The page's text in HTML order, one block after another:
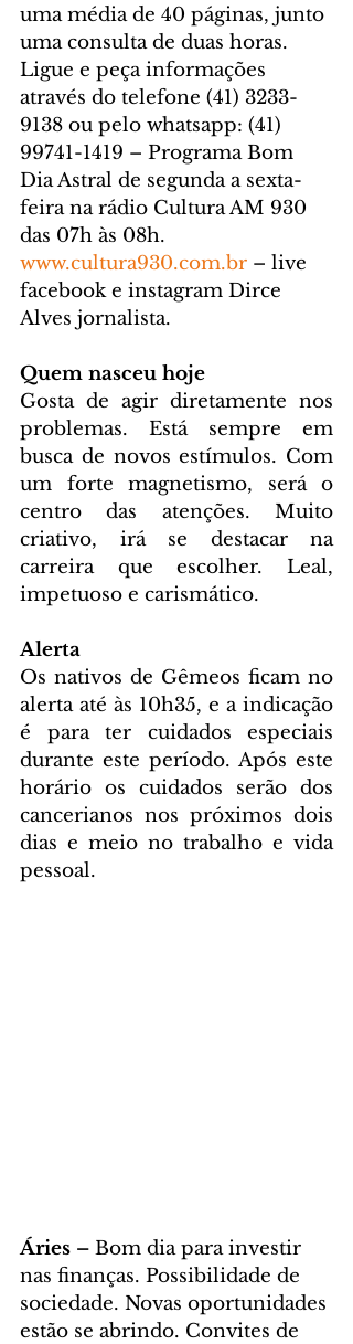
uma média de 40 páginas, junto
uma consulta de duas horas.
Ligue e peça informações
através do telefone (41) 3233-
9138 ou pelo whatsapp: (41)
99741-1419 – Programa Bom
Dia Astral de segunda a sexta-
feira na rádio Cultura AM 930
das 07h às 08h.
www.cultura930.com.br – live
facebook e instagram Dirce
Alves jornalista.
Quem nasceu hoje
Gosta de agir diretamente nos
problemas. Está sempre em
busca de novos estímulos. Com
um forte magnetismo, será o
centro das atenções. Muito
criativo, irá se destacar na
carreira que escolher. Leal,
impetuoso e carismático.
Alerta
Os nativos de Gêmeos ficam no
alerta até às 10h35, e a indicação
é para ter cuidados especiais
durante este período. Após este
horário os cuidados serão dos
cancerianos nos próximos dois
dias e meio no trabalho e vida
pessoal.
Áries – Bom dia para investir
nas finanças. Possibilidade de
sociedade. Novas oportunidades
estão se abrindo. Convites de